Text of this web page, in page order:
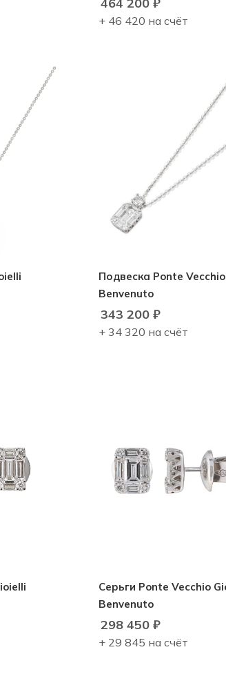
+ 46 420 на счёт
Подвеска Ponte
Benvenuto
343 200₽
+ 34 320 на счёт
Серьги Ponte Vecchio
Benvenuto
298 450₽
+ 29 845 на счёт